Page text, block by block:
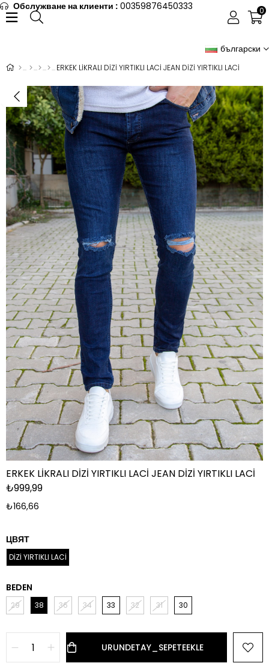
Обслужване на клиенти : 00359876450333
български
0
ERKEK LİKRALI DİZİ YIRTIKLI LACİ JEAN DİZİ YIRTIKLI LACİ
ERKEK LİKRALI DİZİ YIRTIKLI LACİ JEAN DİZİ YIRTIKLI LACİ
₺999,99
₺166,66
ЦВЯТ
DİZİ YIRTIKLI LACİ
BEDEN
29 38 36 34 33 32 31 30